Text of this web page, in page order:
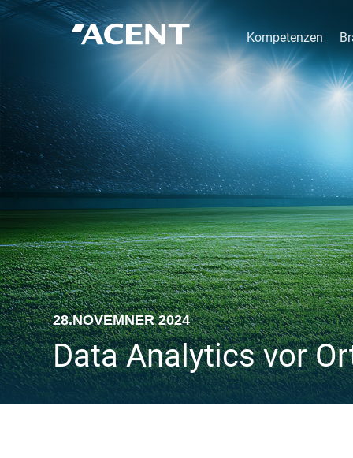
Kompetenzen
28.NOVEMNER 2024
Data Analytics vor